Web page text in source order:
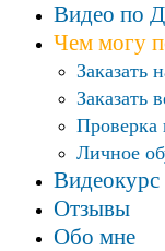
Видео по
Чем могу
Заказать
Заказать
Проверка
Личное
Отзывы
Обо мне